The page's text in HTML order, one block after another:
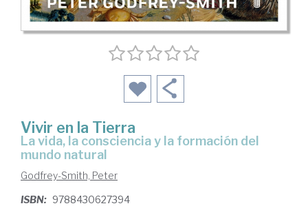
Vivir en la Tierra
La vida, la consciencia y la formación del
mundo natural
Godfrey-Smith, Peter
ISBN: 9788430627394